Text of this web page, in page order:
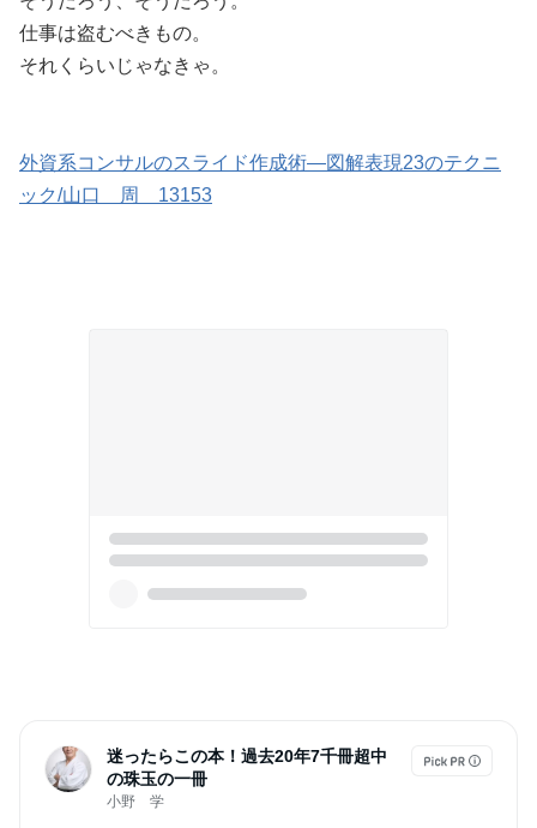
仕事は盗むべきもの。
それくらいじゃなきゃ。
外資系コンサルのスライド作成術―図解表現23のテクニ
ック/山口 周 13153
迷ったらこの本！過去20年7千冊超中
の珠玉の一冊
小野 学